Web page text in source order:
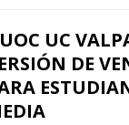
UC
DE